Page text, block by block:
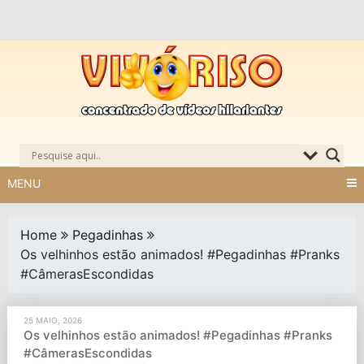
MENU
Home
Pegadinhas
Os velhinhos estão animados! #Pegadinhas #Pranks
#CâmerasEscondidas
25 MAIO, 2026
Os velhinhos estão animados! #Pegadinhas #Pranks
#CâmerasEscondidas